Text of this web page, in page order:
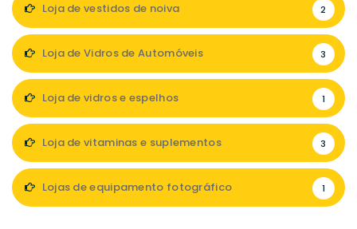
Loja de vestidos de noiva 2
Loja de Vidros de Automóveis 3
Loja de vidros e espelhos 1
Loja de vitaminas e suplementos 3
Lojas de equipamento fotográfico 1